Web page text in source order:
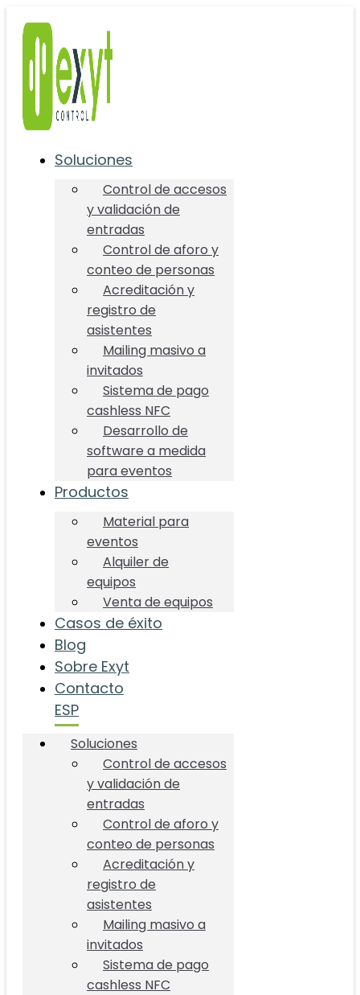
contenido
Soluciones
Control de accesos
y validación de
entradas
Control de aforo y
conteo de personas
Acreditación y
registro de
asistentes
Mailing masivo a
invitados
Sistema de pago
cashless NFC
Desarrollo de
software a medida
para eventos
Productos
Material para
eventos
Alquiler de
equipos
Venta de equipos
Casos de éxito
Blog
Sobre Exyt
Contacto
ESP
Soluciones
Control de accesos
y validación de
entradas
Control de aforo y
conteo de personas
Acreditación y
registro de
asistentes
Mailing masivo a
invitados
Sistema de pago
cashless NFC